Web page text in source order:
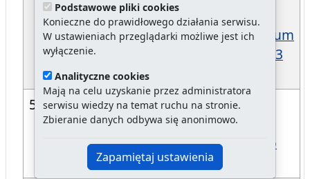
Podstawowe pliki cookies
Konieczne do prawidłowego działania serwisu.
W ustawieniach przeglądarki możliwe jest ich
wyłączenie.
Analityczne cookies
Mają na celu uzyskanie przez administratora
serwisu wiedzy na temat ruchu na stronie.
Zbieranie danych odbywa się anonimowo.
Zapamiętaj ustawienia
związku z konfliktem
zbrojnym na terytorium
tego państwa na 2023
rok
571/23
w sprawie składu
osobowego Rady
Sportu Gminy Miasto
Szczecin